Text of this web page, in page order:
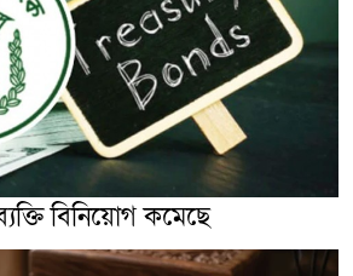
বিনিয়োগ কমেছে